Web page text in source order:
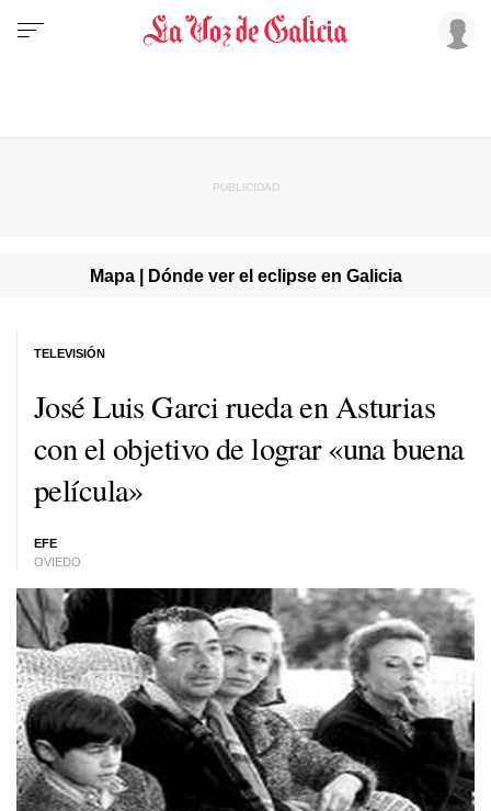
Mapa | Dónde ver el eclipse en Galicia
José Luis Garci rueda en Asturias
con el objetivo de lograr «una buena
película»
EFE
OVIEDO
TELEVISIÓN